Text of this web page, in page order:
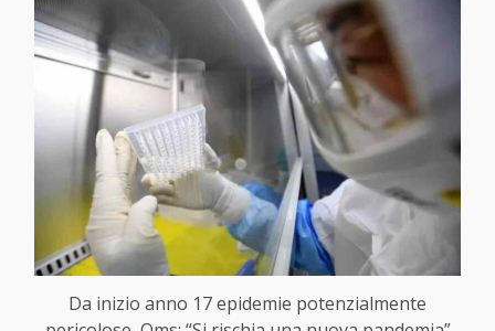
Da inizio anno 17 epidemie potenzialmente